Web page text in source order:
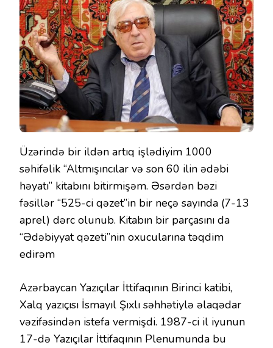
Üzərində bir ildən artıq işlədiyim 1000
səhifəlik “Altmışıncılar və son 60 ilin ədəbi
həyatı” kitabını bitirmişəm. Əsərdən bəzi
fəsillər “525-ci qəzet”in bir neçə sayında (7-13
aprel) dərc olunub. Kitabın bir parçasını da
“Ədəbiyyat qəzeti”nin oxucularına təqdim
edirəm
Azərbaycan Yazıçılar İttifaqının Birinci katibi,
Xalq yazıçısı İsmayıl Şıxlı səhhətiylə əlaqədar
vəzifəsindən istefa vermişdi. 1987-ci il iyunun
17-də Yazıçılar İttifaqının Plenumunda bu